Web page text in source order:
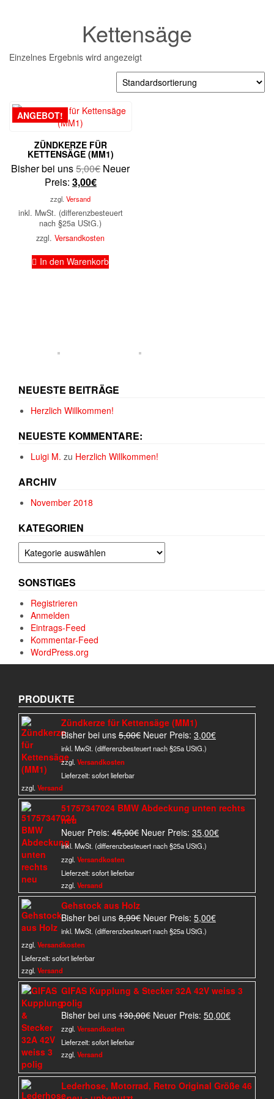
Kettensäge
Einzelnes Ergebnis wird angezeigt
ANGEBOT!
ZÜNDKERZE FÜR
KETTENSÄGE (MM1)
Bisher bei uns5,00€ Ursprünglicher
5,00€
Neuer
Preis: 3,00€Aktueller
ist:
3,00€.
zzgl.Versand
inkl. MwSt. (differenzbesteuert
nach §25a UStG.)
zzgl.Versandkosten
In den Warenkorb
NEUESTE BEITRÄGE
Herzlich Willkommen!
NEUESTE KOMMENTARE:
Luigi M. zu Herzlich Willkommen!
ARCHIV
November 2018
KATEGORIEN
Kategorien
SONSTIGES
Registrieren
Anmelden
Eintrags-Feed
Kommentar-Feed
WordPress.org
PRODUKTE
Zündkerze für Kettensäge (MM1)
Bisher bei uns 5,00€ Ursprünglicher
Preis
Neuer Preis: 3,00€Aktueller
inkl. MwSt. (differenzbesteuert nach §25a UStG.)
zzgl. Versandkosten
Lieferzeit:sofort lieferbar
zzgl. Versand
51757347024 BMW Abdeckung unten rechts
neu
Neuer Preis: 45,00€ Ursprünglicher
Preis
Neuer Preis: 35,00€Aktueller
inkl. MwSt. (differenzbesteuert nach §25a UStG.)
zzgl. Versandkosten
Lieferzeit:sofort lieferbar
zzgl. Versand
Gehstock aus Holz
Bisher bei uns 8,99€ Ursprünglicher
Preis
Neuer Preis: 5,00€Aktueller
inkl. MwSt. (differenzbesteuert nach §25a UStG.)
zzgl. Versandkosten
Lieferzeit:sofort lieferbar
zzgl. Versand
GIFAS Kupplung & Stecker 32A 42V weiss 3
polig
Bisher bei uns 130,00€ Ursprünglicher
Neuer Preis: 50,00€Aktueller
zzgl. Versandkosten
Lieferzeit:sofort lieferbar
zzgl. Versand
Lederhose, Motorrad, Retro Original Größe 46